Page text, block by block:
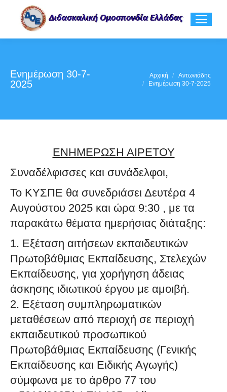
Ενημέρωση 30-7-
2025
Αρχική
Αντωνιάδης
Ενημέρωση 30-7-2025
ΕΝΗΜΕΡΩΣΗ ΑΙΡΕΤΟΥ
Συναδέλφισσες και συνάδελφοι,
Το ΚΥΣΠΕ θα συνεδριάσει Δευτέρα 4
Αυγούστου 2025 και ώρα 9:30 , με τα
παρακάτω θέματα ημερήσιας διάταξης:
1. Εξέταση αιτήσεων εκπαιδευτικών
Πρωτοβάθμιας Εκπαίδευσης, Στελεχών
Εκπαίδευσης, για χορήγηση άδειας
άσκησης ιδιωτικού έργου με αμοιβή.
2. Εξέταση συμπληρωματικών
μεταθέσεων από περιοχή σε περιοχή
εκπαιδευτικού προσωπικού
Πρωτοβάθμιας Εκπαίδευσης (Γενικής
Εκπαίδευσης και Ειδικής Αγωγής)
σύμφωνα με το άρθρο 77 του